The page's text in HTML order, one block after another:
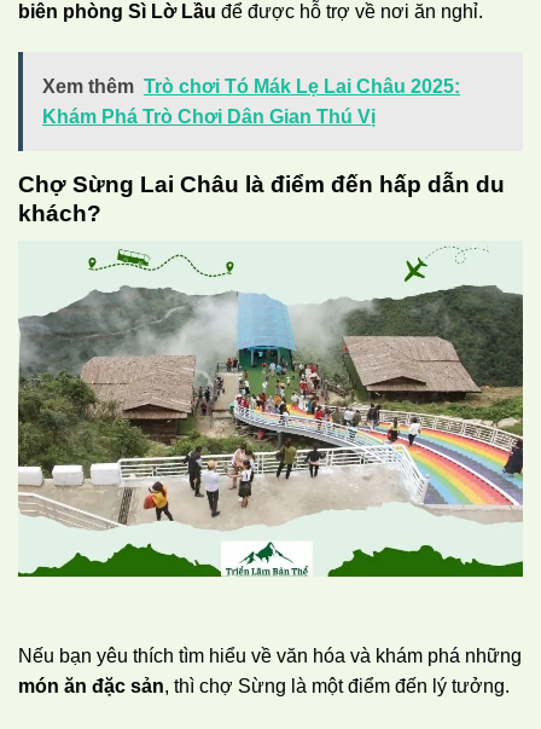
biên phòng Sì Lờ Lầu để được hỗ trợ về nơi ăn nghỉ.
Xem thêm Trò chơi Tó Mák Lẹ Lai Châu 2025:
Khám Phá Trò Chơi Dân Gian Thú Vị
Chợ Sừng Lai Châu là điểm đến hấp dẫn du
khách?
Nếu bạn yêu thích tìm hiểu về văn hóa và khám phá những
món ăn đặc sản, thì chợ Sừng là một điểm đến lý tưởng.